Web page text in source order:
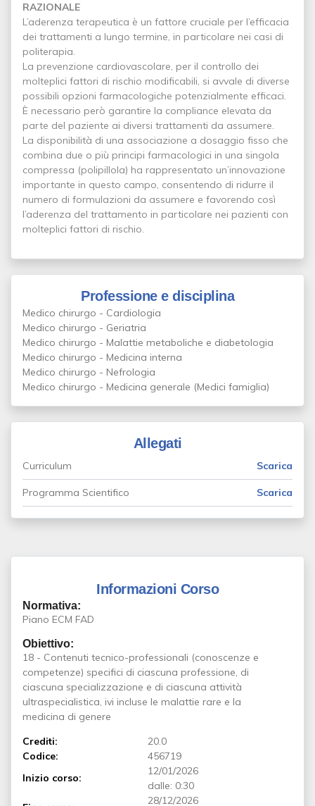
RAZIONALE
L’aderenza terapeutica è un fattore cruciale per l’efficacia
dei trattamenti a lungo termine, in particolare nei casi di
politerapia.
La prevenzione cardiovascolare, per il controllo dei
molteplici fattori di rischio modificabili, si avvale di diverse
possibili opzioni farmacologiche potenzialmente efficaci.
È necessario però garantire la compliance elevata da
parte del paziente ai diversi trattamenti da assumere.
La disponibilità di una associazione a dosaggio fisso che
combina due o più principi farmacologici in una singola
compressa (polipillola) ha rappresentato un’innovazione
importante in questo campo, consentendo di ridurre il
numero di formulazioni da assumere e favorendo così
l’aderenza del trattamento in particolare nei pazienti con
molteplici fattori di rischio.
Professione e disciplina
Medico chirurgo - Cardiologia
Medico chirurgo - Geriatria
Medico chirurgo - Malattie metaboliche e diabetologia
Medico chirurgo - Medicina interna
Medico chirurgo - Nefrologia
Medico chirurgo - Medicina generale (Medici famiglia)
Allegati
Curriculum Scarica
Programma Scientifico Scarica
Informazioni Corso
Normativa:
Piano ECM FAD
Obiettivo:
18 - Contenuti tecnico-professionali (conoscenze e
competenze) specifici di ciascuna professione, di
ciascuna specializzazione e di ciascuna attività
ultraspecialistica, ivi incluse le malattie rare e la
medicina di genere
Crediti:
20.0
Codice:
456719
Inizio corso:
12/01/2026
dalle: 0:30
28/12/2026